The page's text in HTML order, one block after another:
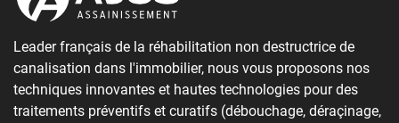
Leader français de la réhabilitation non destructrice de
canalisation dans l'immobilier, nous vous proposons nos
techniques innovantes et hautes technologies pour des
traitements préventifs et curatifs (débouchage, déraçinage,